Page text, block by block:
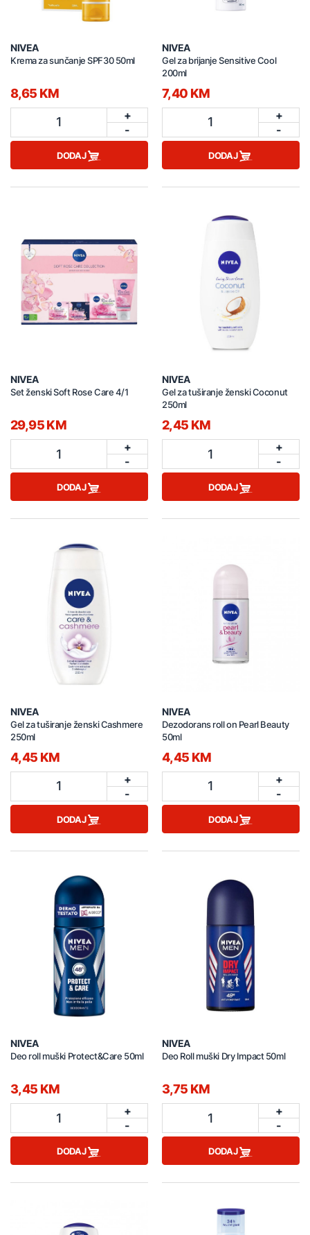
NIVEA
Krema za sunčanje SPF30 50ml
8,65 KM
1
+
-
DODAJ
NIVEA
Gel za brijanje Sensitive Cool
200ml
7,40 KM
1
+
-
DODAJ
NIVEA
Set ženski Soft Rose Care 4/1
29,95 KM
1
+
-
DODAJ
NIVEA
Gel za tuširanje ženski Coconut
250ml
2,45 KM
1
+
-
DODAJ
NIVEA
Gel za tuširanje ženski Cashmere
250ml
4,45 KM
1
+
-
DODAJ
NIVEA
Dezodorans roll on Pearl Beauty
50ml
4,45 KM
1
+
-
DODAJ
NIVEA
Deo roll muški Protect&Care 50ml
3,45 KM
1
+
-
DODAJ
NIVEA
Deo Roll muški Dry Impact 50ml
3,75 KM
1
+
-
DODAJ